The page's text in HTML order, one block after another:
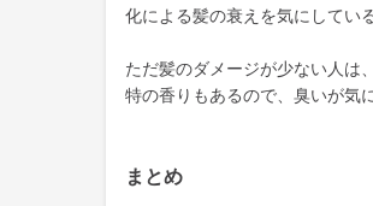
化による髪の衰えを気にしてい
ただ髪のダメージが少ない人は
特の香りもあるので、臭いが気
まとめ